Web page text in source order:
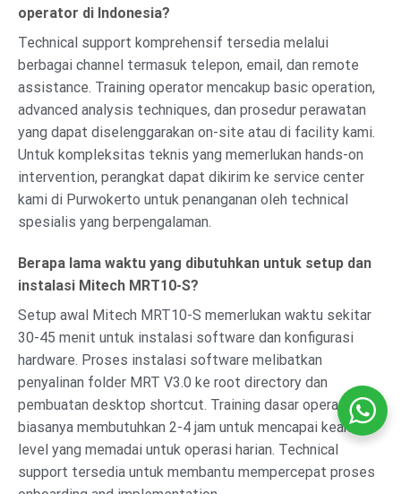
operator di Indonesia?
Technical support komprehensif tersedia melalui
berbagai channel termasuk telepon, email, dan remote
assistance. Training operator mencakup basic operation,
advanced analysis techniques, dan prosedur perawatan
yang dapat diselenggarakan on-site atau di facility kami.
Untuk kompleksitas teknis yang memerlukan hands-on
intervention, perangkat dapat dikirim ke service center
kami di Purwokerto untuk penanganan oleh technical
spesialis yang berpengalaman.
Berapa lama waktu yang dibutuhkan untuk setup dan
instalasi Mitech MRT10-S?
Setup awal Mitech MRT10-S memerlukan waktu sekitar
30-45 menit untuk instalasi software dan konfigurasi
hardware. Proses instalasi software melibatkan
penyalinan folder MRT V3.0 ke root directory dan
pembuatan desktop shortcut. Training dasar operator
biasanya membutuhkan 2-4 jam untuk mencapai keahlian
level yang memadai untuk operasi harian. Technical
support tersedia untuk membantu mempercepat proses